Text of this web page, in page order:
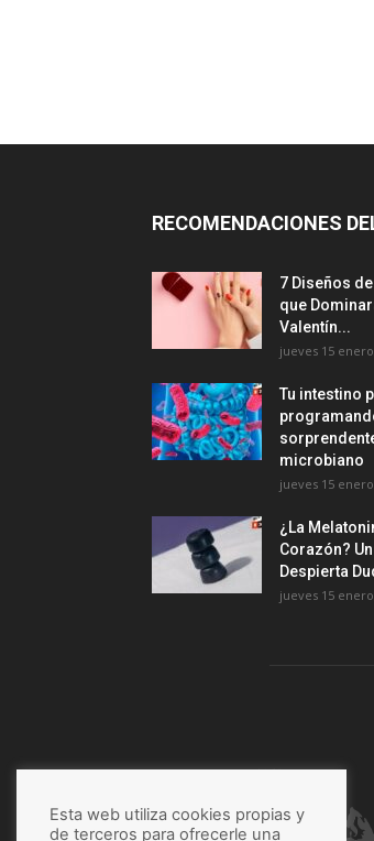
RECOMENDACIONES
7 Diseños
que
Valentín...
jueves 15
Tu intestino
microbiano
jueves 15
¿La
Corazón?
Despierta
jueves 15
Esta web utiliza cookies propias y
de terceros para ofrecerle una